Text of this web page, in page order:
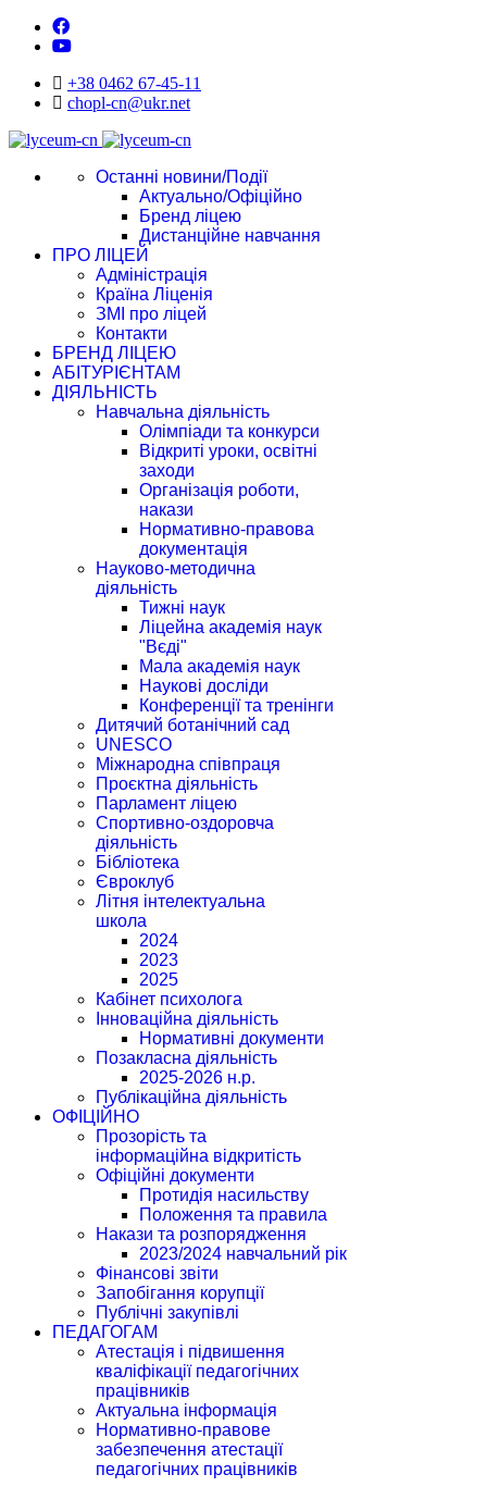
+38 0462 67-45-11
chopl-cn@ukr.net
Останні новини/Події
Актуально/Офіційно
Бренд ліцею
Дистанційне навчання
ПРО ЛІЦЕЙ
Адміністрація
Країна Ліценія
ЗМІ про ліцей
Контакти
БРЕНД ЛІЦЕЮ
АБІТУРІЄНТАМ
ДІЯЛЬНІСТЬ
Навчальна діяльність
Олімпіади та конкурси
Відкриті уроки, освітні
заходи
Організація роботи,
накази
Нормативно-правова
документація
Науково-методична
діяльність
Тижні наук
Ліцейна академія наук
"Вєді"
Мала академія наук
Наукові досліди
Конференції та тренінги
Дитячий ботанічний сад
UNESCO
Міжнародна співпраця
Проєктна діяльність
Парламент ліцею
Спортивно-оздоровча
діяльність
Бібліотека
Євроклуб
Літня інтелектуальна
школа
2024
2023
2025
Кабінет психолога
Інноваційна діяльність
Нормативні документи
Позакласна діяльність
2025-2026 н.р.
Публікаційна діяльність
ОФІЦІЙНО
Прозорість та
інформаційна відкритість
Офіційні документи
Протидія насильству
Положення та правила
Накази та розпорядження
2023/2024 навчальний рік
Фінансові звіти
Запобігання корупції
Публічні закупівлі
ПЕДАГОГАМ
Атестація і підвишення
кваліфікації педагогічних
працівників
Актуальна інформація
Нормативно-правове
забезпечення атестації
педагогічних працівників